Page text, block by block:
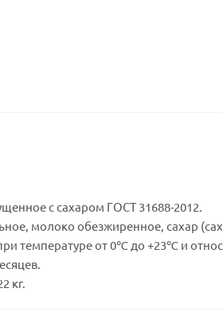
с сахаром ГОСТ 31688-2012.
молоко обезжиренное, сахар
температуре от 0℃ до +23℃ и
кг.